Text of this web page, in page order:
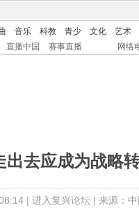
音乐 科教 青少 文化 艺术
直播中国 赛事直播 网络
出去应成为战略
| 进入复兴论坛| 来源：中